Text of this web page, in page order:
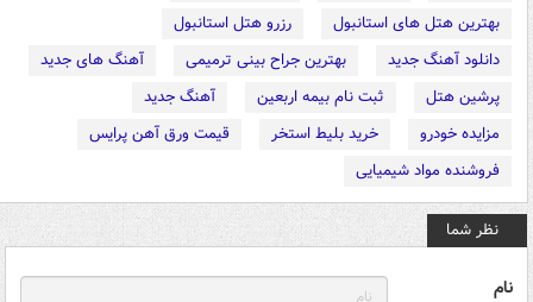
بهترین هتل های استانبول
رزرو هتل استانبول
دانلود آهنگ جدید
بهترین جراح بینی ترمیمی
آهنگ های جدید
پرشین هتل
ثبت نام بیمه اربعین
آهنگ جدید
مزایده خودرو
خرید بلیط استخر
قیمت ورق آهن پرایس
فروشنده مواد شیمیایی
نظر شما
نام